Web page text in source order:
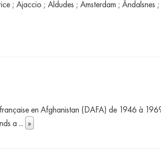
; Ajaccio ; Aldudes ; Amsterdam ; Åndalsnes
en Afghanistan (DAFA) de 1946 à
a ... »